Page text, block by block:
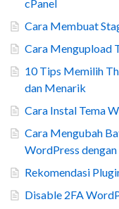
cPanel
Cara Membuat
Cara Mengupload
10 Tips Memilih
dan Menarik
Cara Instal Tema
Cara Mengubah
WordPress
Rekomendasi
Disable 2FA